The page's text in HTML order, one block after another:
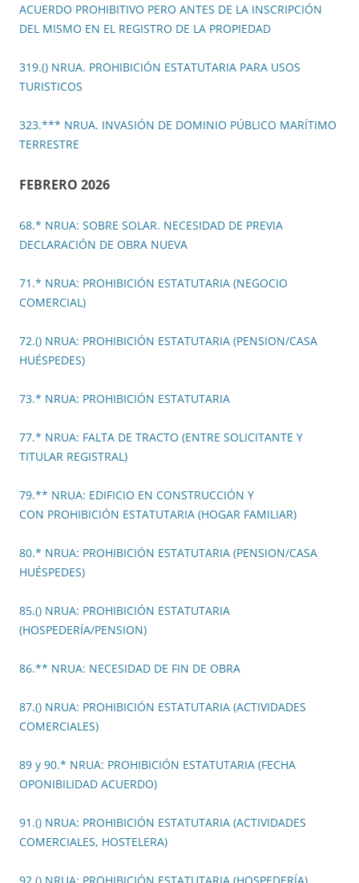
ACUERDO PROHIBITIVO PERO ANTES DE LA INSCRIPCIÓN
DEL MISMO EN EL REGISTRO DE LA PROPIEDAD
319.() NRUA. PROHIBICIÓN ESTATUTARIA PARA USOS
TURISTICOS
323.*** NRUA. INVASIÓN DE DOMINIO PÚBLICO MARÍTIMO
TERRESTRE
FEBRERO 2026
68.* NRUA: SOBRE SOLAR. NECESIDAD DE PREVIA
DECLARACIÓN DE OBRA NUEVA
71.* NRUA: PROHIBICIÓN ESTATUTARIA (NEGOCIO
COMERCIAL)
72.() NRUA: PROHIBICIÓN ESTATUTARIA (PENSION/CASA
HUÉSPEDES)
73.* NRUA: PROHIBICIÓN ESTATUTARIA
77.* NRUA: FALTA DE TRACTO (ENTRE SOLICITANTE Y
TITULAR REGISTRAL)
79.** NRUA: EDIFICIO EN CONSTRUCCIÓN Y
CON PROHIBICIÓN ESTATUTARIA (HOGAR FAMILIAR)
80.* NRUA: PROHIBICIÓN ESTATUTARIA (PENSION/CASA
HUÉSPEDES)
85.() NRUA: PROHIBICIÓN ESTATUTARIA
(HOSPEDERÍA/PENSION)
86.** NRUA: NECESIDAD DE FIN DE OBRA
87.() NRUA: PROHIBICIÓN ESTATUTARIA (ACTIVIDADES
COMERCIALES)
89 y 90.* NRUA: PROHIBICIÓN ESTATUTARIA (FECHA
OPONIBILIDAD ACUERDO)
91.() NRUA: PROHIBICIÓN ESTATUTARIA (ACTIVIDADES
COMERCIALES, HOSTELERA)